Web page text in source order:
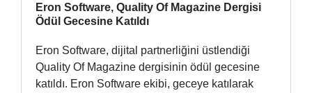
Eron Software, Quality Of Magazine Dergisi
Ödül Gecesine Katıldı
Eron Software, dijital partnerliğini üstlendiği
Quality Of Magazine dergisinin ödül gecesine
katıldı. Eron Software ekibi, geceye katılarak